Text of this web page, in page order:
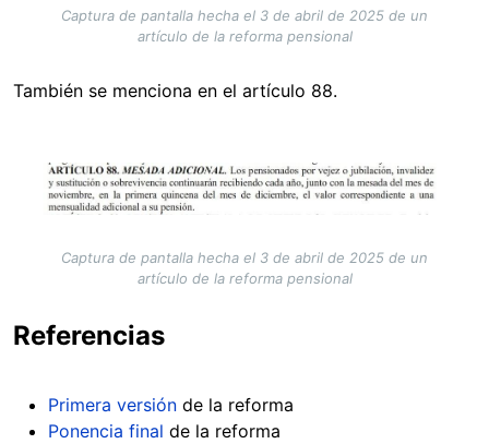
Captura de pantalla hecha el 3 de abril de 2025 de un
artículo de la reforma pensional
También se menciona en el artículo 88.
Image
Captura de pantalla hecha el 3 de abril de 2025 de un
artículo de la reforma pensional
Referencias
Primera versión de la reforma
Ponencia final de la reforma